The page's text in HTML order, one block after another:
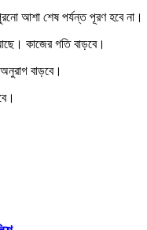
আশা শেষ পর্যন্ত পূরণ হবে না।
কাজের গতি বাড়বে।
বাড়বে।